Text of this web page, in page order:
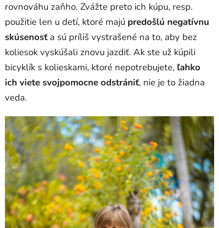
rovnováhu zaňho. Zvážte preto ich kúpu, resp.
použitie len u detí, ktoré majú predošlú negatívnu
skúsenosťa sú príliš vystrašené na to, aby bez
koliesok vyskúšali znovu jazdiť. Ak ste už kúpili
bicyklík s kolieskami, ktoré nepotrebujete, ľahko
ich viete svojpomocne odstrániť, nie je to žiadna
veda.